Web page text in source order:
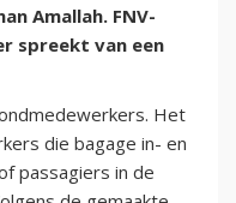
Amallah. FNV-
spreekt van een
Het
die bagage in- en
passagiers in de